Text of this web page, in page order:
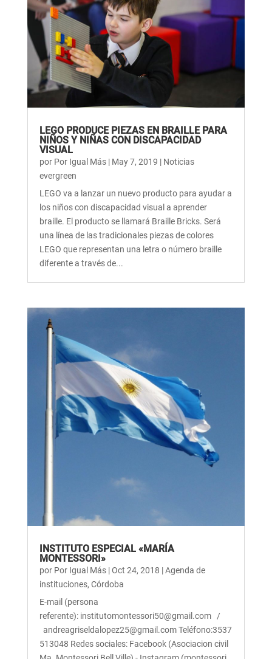
LEGO PRODUCE PIEZAS EN BRAILLE PARA
NIÑOS Y NIÑAS CON DISCAPACIDAD
VISUAL
por Por Igual Más| May 7, 2019 | Noticias
evergreen
LEGO va a lanzar un nuevo producto para ayudar a
los niños con discapacidad visual a aprender
braille. El producto se llamará Braille Bricks. Será
una línea de las tradicionales piezas de colores
LEGO que representan una letra o número braille
diferente a través de...
INSTITUTO ESPECIAL «MARÍA
MONTESSORI»
por Por Igual Más|Oct 24, 2018 |Agenda de
instituciones, Córdoba
E-mail (persona
referente): institutomontessori50@gmail.com /
andreagriseldalopez25@gmail.com Teléfono:3537
513048 Redes sociales: Facebook (Asociacion civil